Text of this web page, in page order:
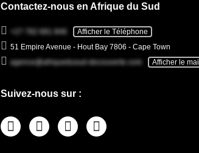
Contactez-nous en Afrique du Sud
+27 782 681 846
Afficher le Téléphone
51 Empire Avenue - Hout Bay 7806 - Cape Town
agence@afriquedusud-decouverte.com
Afficher le mail
Suivez-nous sur :